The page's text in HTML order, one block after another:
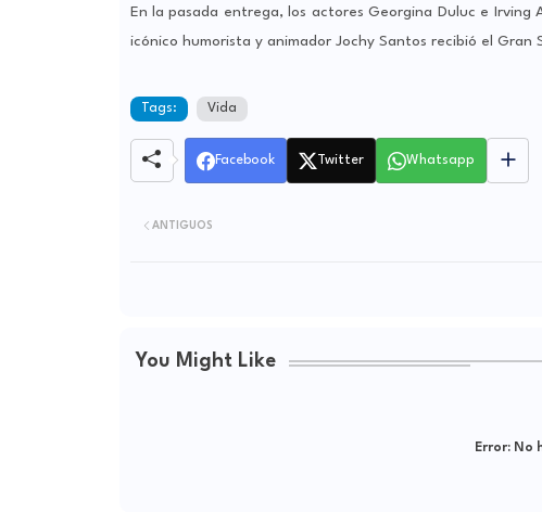
En la pasada entrega, los actores Georgina Duluc e
icónico humorista y animador Jochy Santos recibió el
Tags: Vida
Facebook Twitter Whatsapp
ANTIGUOS
You Might Like
Error: No